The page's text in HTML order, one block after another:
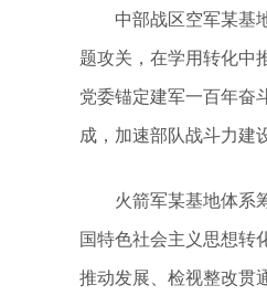
中部战区空军某基地
题攻关，在学用转化
党委锚定建军一百年奋
成，加速部队战斗力建
火箭军某基地体系筹
国特色社会主义思想转
推动发展、检视整改贯